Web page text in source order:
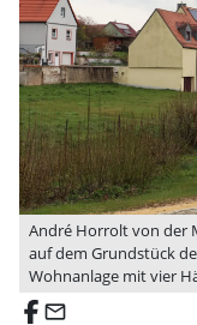
André Horrolt von der
auf dem Grundstück
Wohnanlage mit vier
email